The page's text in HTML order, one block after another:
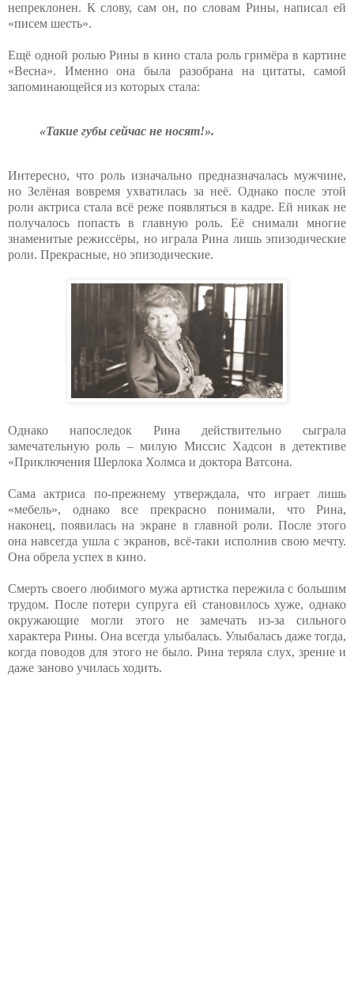
непреклонен. К слову, сам он, по словам Рины, написал ей
«писем шесть».
Ещё одной ролью Рины в кино стала роль гримёра в картине
«Весна». Именно она была разобрана на цитаты, самой
запоминающейся из которых стала:
«Такие губы сейчас не носят!».
Интересно, что роль изначально предназначалась мужчине,
но Зелёная вовремя ухватилась за неё. Однако после этой
роли актриса стала всё реже появляться в кадре. Ей никак не
получалось попасть в главную роль. Её снимали многие
знаменитые режиссёры, но играла Рина лишь эпизодические
роли. Прекрасные, но эпизодические.
Однако напоследок Рина действительно сыграла
замечательную роль – милую Миссис Хадсон в детективе
«Приключения Шерлока Холмса и доктора Ватсона.
Сама актриса по-прежнему утверждала, что играет лишь
«мебель», однако все прекрасно понимали, что Рина,
наконец, появилась на экране в главной роли. После этого
она навсегда ушла с экранов, всё-таки исполнив свою мечту.
Она обрела успех в кино.
Смерть своего любимого мужа артистка пережила с большим
трудом. После потери супруга ей становилось хуже, однако
окружающие могли этого не замечать из-за сильного
характера Рины. Она всегда улыбалась. Улыбалась даже тогда,
когда поводов для этого не было. Рина теряла слух, зрение и
даже заново училась ходить.